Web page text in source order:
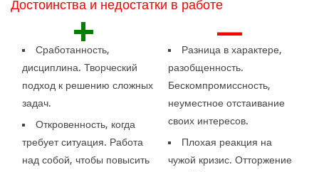
Достоинства и недостатки в работе
+
Сработанность,
дисциплина. Творческий
подход к решению сложных
задач.
Откровенность, когда
требует ситуация. Работа
над собой, чтобы повысить
—
Разница в характере,
разобщенность.
Бескомпромиссность,
неуместное отстаивание
своих интересов.
Плохая реакция на
чужой кризис. Отторжение